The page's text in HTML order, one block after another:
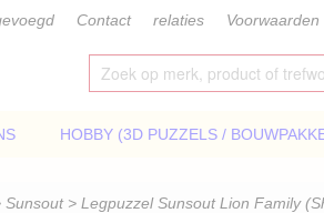
Contact relaties Voorwaarden
HOBBY (3D PUZZELS /
Sunsout> Legpuzzel Sunsout Lion Family